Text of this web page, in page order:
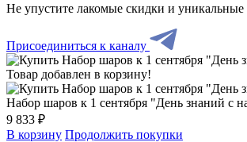
Не упустите лакомые скидки и
Присоединиться к каналу
Товар добавлен в корзину!
Набор шаров к 1 сентября "День знаний с
9 833 ₽
В корзину Продолжить покупки